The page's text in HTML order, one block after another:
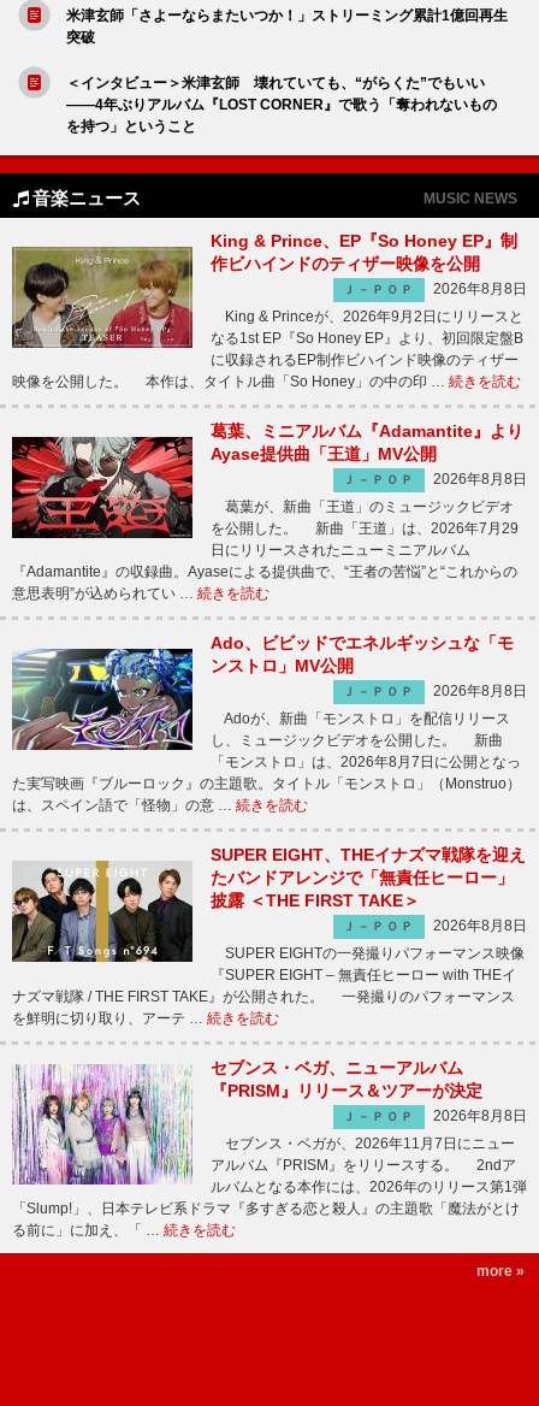
米津玄師「さよーならまたいつか！」ストリーミング累計1億回再生
突破
＜インタビュー＞米津玄師 壊れていても、“がらくた”でもいい
――4年ぶりアルバム『LOST CORNER』で歌う「奪われないもの
を持つ」ということ
音楽ニュース MUSIC NEWS
King & Prince、EP『So Honey EP』制
作ビハインドのティザー映像を公開
Ｊ－ＰＯＰ
2026年8月8日
King & Princeが、2026年9月2日にリリースと
なる1st EP『So Honey EP』より、初回限定盤B
に収録されるEP制作ビハインド映像のティザー
映像を公開した。 本作は、タイトル曲「So Honey」の中の印 … 続きを読む
葛葉、ミニアルバム『Adamantite』より
Ayase提供曲「王道」MV公開
Ｊ－ＰＯＰ
2026年8月8日
葛葉が、新曲「王道」のミュージックビデオ
を公開した。 新曲「王道」は、2026年7月29
日にリリースされたニューミニアルバム
『Adamantite』の収録曲。Ayaseによる提供曲で、“王者の苦悩”と“これからの
意思表明”が込められてい … 続きを読む
Ado、ビビッドでエネルギッシュな「モ
ンストロ」MV公開
Ｊ－ＰＯＰ
2026年8月8日
Adoが、新曲「モンストロ」を配信リリース
し、ミュージックビデオを公開した。 新曲
「モンストロ」は、2026年8月7日に公開となっ
た実写映画『ブルーロック』の主題歌。タイトル「モンストロ」（Monstruo）
は、スペイン語で「怪物」の意 … 続きを読む
SUPER EIGHT、THEイナズマ戦隊を迎え
たバンドアレンジで「無責任ヒーロー」
披露 ＜THE FIRST TAKE＞
Ｊ－ＰＯＰ
2026年8月8日
SUPER EIGHTの一発撮りパフォーマンス映像
『SUPER EIGHT – 無責任ヒーロー with THEイ
ナズマ戦隊 / THE FIRST TAKE』が公開された。 一発撮りのパフォーマンス
を鮮明に切り取り、アーテ … 続きを読む
セブンス・ベガ、ニューアルバム
『PRISM』リリース＆ツアーが決定
Ｊ－ＰＯＰ
2026年8月8日
セブンス・ベガが、2026年11月7日にニュー
アルバム『PRISM』をリリースする。 2ndア
ルバムとなる本作には、2026年のリリース第1弾
「Slump!」、日本テレビ系ドラマ『多すぎる恋と殺人』の主題歌「魔法がとけ
る前に」に加え、「 … 続きを読む
more »